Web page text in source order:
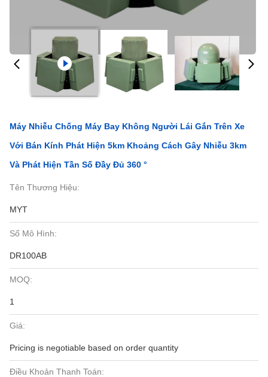
Máy Nhiễu Chống Máy Bay Không Người Lái Gắn Trên Xe
Với Bán Kính Phát Hiện 5km Khoảng Cách Gây Nhiễu 3km
Và Phát Hiện Tần Số Đầy Đủ 360 °
Tên Thương Hiệu:
MYT
Số Mô Hình:
DR100AB
MOQ:
1
Giá:
Pricing is negotiable based on order quantity
Điều Khoản Thanh Toán: